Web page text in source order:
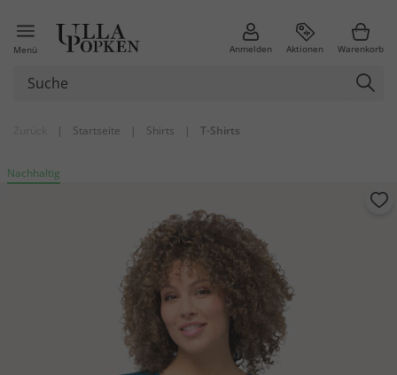
Menü Anmelden Aktionen Warenkorb
| Startseite | Shirts | T-Shirts
Nachhaltig